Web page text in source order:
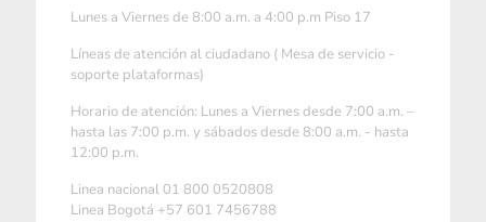
Lunes a Viernes de 8:00 a.m. a 4:00 p.m Piso 17
Líneas de atención al ciudadano ( Mesa de servicio -
soporte plataformas)
Horario de atención: Lunes a Viernes desde 7:00 a.m. –
hasta las 7:00 p.m. y sábados desde 8:00 a.m. - hasta
12:00 p.m.
Linea nacional 01 800 0520808
Linea Bogotá +57 601 7456788